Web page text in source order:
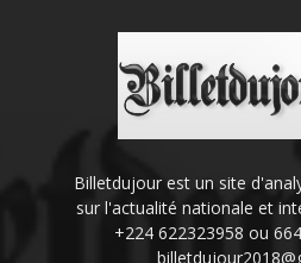
Billetdujour est un site
sur l'actualité nationale et
+224 622323958 ou